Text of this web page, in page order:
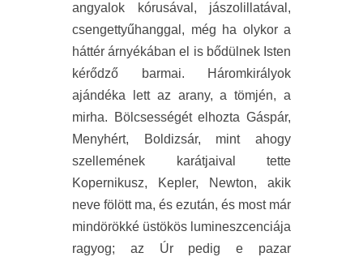
angyalok kórusával, jászolillatával,
csengettyűhanggal, még ha olykor a
háttér árnyékában el is bődülnek Isten
kérődző barmai. Háromkirályok
ajándéka lett az arany, a tömjén, a
mirha. Bölcsességét elhozta Gáspár,
Menyhért, Boldizsár, mint ahogy
szellemének karátjaival tette
Kopernikusz, Kepler, Newton, akik
neve fölött ma, és ezután, és most már
mindörökké üstökös lumineszcenciája
ragyog; az Úr pedig e pazar